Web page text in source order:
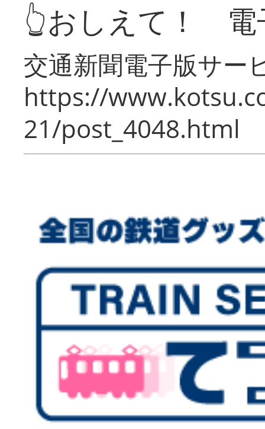
👆おしえて！ 電
交通新聞電子版サー
https://
21/post_4048.html